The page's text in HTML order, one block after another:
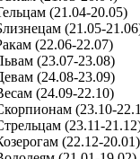
(21.04-20.05)
(21.05-
(22.06-22.07)
(23.07-23.08)
(24.08-23.09)
(24.09-22.10)
(23.10-
(23.11-
(22.12-20.01)